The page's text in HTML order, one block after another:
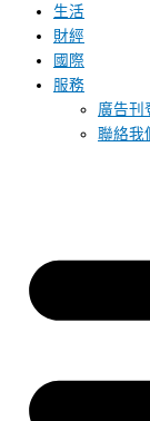
生活
財經
國際
服務
廣告刊
聯絡我